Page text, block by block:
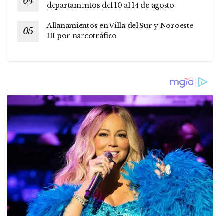
departamentos del 10 al 14 de agosto
Allanamientos en Villa del Sur y Noroeste
III por narcotráfico